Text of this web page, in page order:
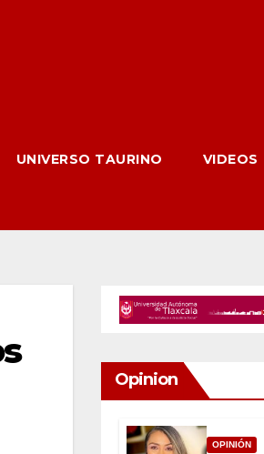
UNIVERSO TAURINO VIDEOS
Opinion
OPINIÓN